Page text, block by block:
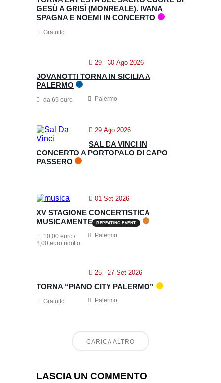
GESÙ A GRISÌ (MONREALE). IVANA
SPAGNA E NOEMI IN CONCERTO
Gratuito
29 - 30 Ago 2026
JOVANOTTI TORNA IN SICILIA A
PALERMO
Palermo
da 69 euro
29 Ago 2026
SAL DA VINCI IN
CONCERTO A PORTOPALO DI CAPO
PASSERO
01 Set 2026
XV STAGIONE CONCERTISTICA
MUSICAMENTE
REPEATING EVENT
Palermo
10,00 euro /
8,00 euro ridotto
25 - 27 Set 2026
TORNA “PIANO CITY PALERMO”
Palermo
Gratuito
CARICA ALTRO
LASCIA UN COMMENTO